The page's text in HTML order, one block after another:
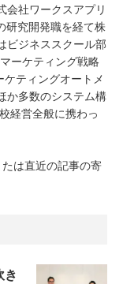
会社ワークスアプリ
研究開発職を経て株
ビジネススクール部
ーケティング戦略
ティングオートメ
か多数のシステム構
経営全般に携わっ
は直近の記事の寄
き